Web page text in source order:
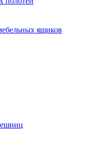
ящиков